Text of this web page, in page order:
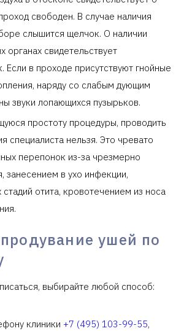
свободен. В случае наличия
слышится щелчок. О наличии
органах свидетельствует
Если в проходе присутствуют гнойные
наряду со слабым дующим
звуки лопающихся пузырьков.
простоту процедуры, проводить
специалиста нельзя. Это чревато
перепонок из-за чрезмерно
занесением в ухо инфекции,
стадий отита, кровотечением из носа
ушей по
выбирайте любой способ:
клиники +7 (495) 103-99-55,